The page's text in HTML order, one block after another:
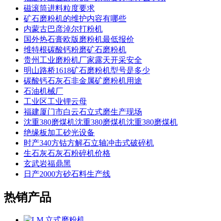
磁滚筒进料粒度要求
矿石磨粉机的维护内容有哪些
内蒙古巴彦淖尔打粉机
国外热石膏欧版磨粉机最低报价
维特根碳酸钙粉磨矿石磨粉机
贵州工业磨粉机厂家露天开采安全
明山路桥1618矿石磨粉机型号是多少
碳酸钙石灰石非金属矿磨粉机用途
石油机械厂
工业区工业锂云母
福建厦门市白云石立式磨生产现场
沈重380磨煤机沈重380磨煤机沈重380磨煤机
绝缘板加工砂光设备
时产340方钴方解石立轴冲击式破碎机
生石灰石灰石粉碎机价格
玄武岩福鼎黑
日产2000方砂石料生产线
热销产品